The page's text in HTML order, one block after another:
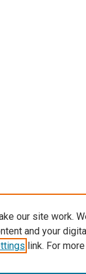
our site work.
and your
link. For